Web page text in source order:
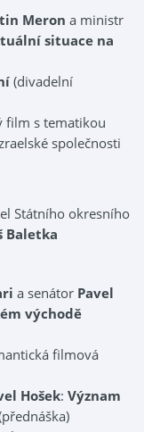
Meron a ministr
situace na
(divadelní
film s tematikou
společnosti
Státního okresního
Baletka
a senátor Pavel
východě
filmová
Hošek: Význam